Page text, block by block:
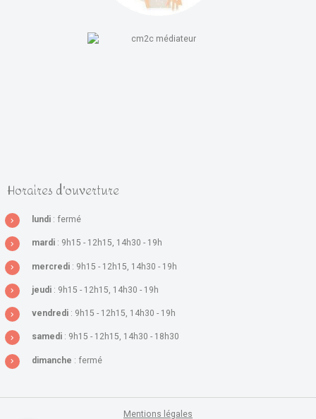
Horaires d'ouverture
lundi : fermé
mardi : 9h15 - 12h15, 14h30 - 19h
mercredi : 9h15 - 12h15, 14h30 - 19h
jeudi : 9h15 - 12h15, 14h30 - 19h
vendredi : 9h15 - 12h15, 14h30 - 19h
samedi : 9h15 - 12h15, 14h30 - 18h30
dimanche : fermé
Mentions légales